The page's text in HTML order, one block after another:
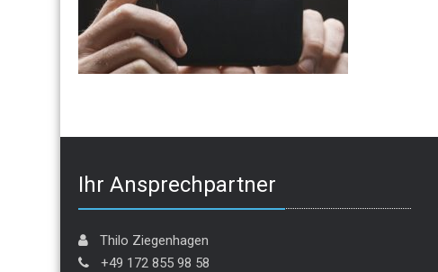
Ihr Ansprechpartner
Thilo Ziegenhagen
+49 172 855 98 58